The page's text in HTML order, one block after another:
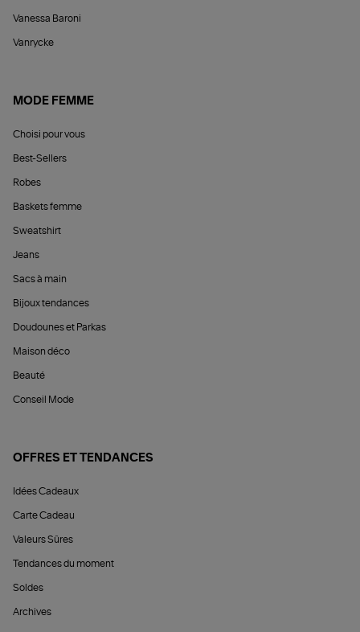
Vanessa Baroni
Vanrycke
MODE FEMME
Choisi pour vous
Best-Sellers
Robes
Baskets femme
Sweatshirt
Jeans
Sacs à main
Bijoux tendances
Doudounes et Parkas
Maison déco
Beauté
Conseil Mode
OFFRES ET TENDANCES
Idées Cadeaux
Carte Cadeau
Valeurs Sûres
Tendances du moment
Soldes
Archives